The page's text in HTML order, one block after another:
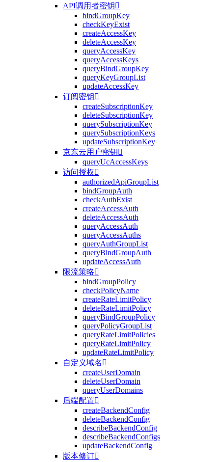
API调用者密钥
bindGroupKey
checkKeyExist
createAccessKey
deleteAccessKey
queryAccessKey
queryAccessKeys
queryBindGroupKey
queryKeyGroupList
updateAccessKey
订阅密钥
createSubscriptionKey
deleteSubscriptionKey
querySubscriptionKey
querySubscriptionKeys
updateSubscriptionKey
京东云用户密钥
queryUcAccessKeys
访问授权
authorizedApiGroupList
bindGroupAuth
checkAuthExist
createAccessAuth
deleteAccessAuth
queryAccessAuth
queryAccessAuths
queryAuthGroupList
queryBindGroupAuth
updateAccessAuth
限流策略
bindGroupPolicy
checkPolicyName
createRateLimitPolicy
deleteRateLimitPolicy
queryBindGroupPolicy
queryPolicyGroupList
queryRateLimitPolicies
queryRateLimitPolicy
updateRateLimitPolicy
自定义域名 
createUserDomain
deleteUserDomain
queryUserDomains
后端配置
createBackendConfig
deleteBackendConfig
describeBackendConfig
describeBackendConfigs
updateBackendConfig
版本修订